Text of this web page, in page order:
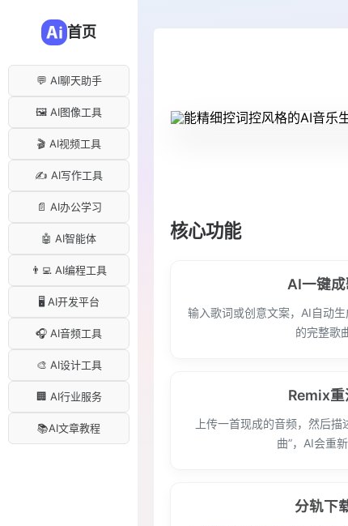
首页
💬 AI聊天助手
🖼️ AI图像工具
🎬 AI视频工具
✍️ AI写作工具
📄 AI办公学习
🤖 AI智能体
👨‍💻 AI编程工具
🖥️ AI开发平台
🎧 AI音频工具
🎨 AI设计工具
🏢 AI行业服务
📚AI文章教程
核心功能
AI一键
输入歌词或创意文案，AI自动
的完整歌
Remix重
上传一首现成的音频，然后
曲”，AI会重
分轨下